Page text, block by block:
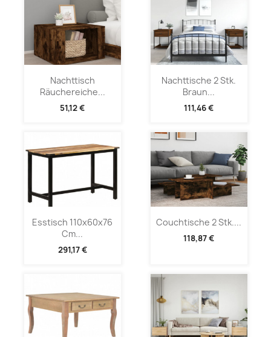
Nachttisch
Räuchereiche...
51,12 €
Nachttische 2 Stk.
Braun...
111,46 €
Esstisch 110x60x76
Cm...
291,17 €
Couchtische 2 Stk....
118,87 €